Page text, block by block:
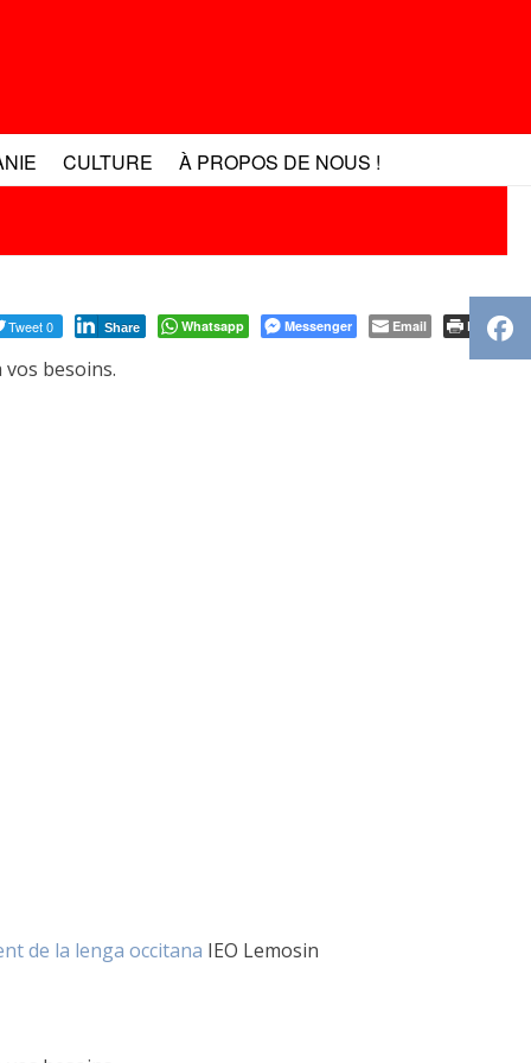
CULTURE À PROPOS DE NOUS !
Tweet 0 Share Whatsapp Messenger Email Print
vos besoins.
de la lenga occitana IEO Lemosin